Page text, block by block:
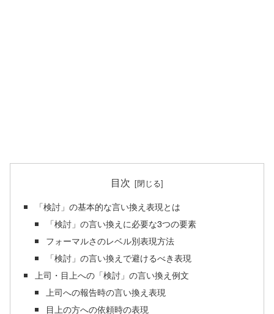
目次
「検討」の基本的な言い換え表現とは
「検討」の言い換えに必要な3つの要素
フォーマルさのレベル別表現方法
「検討」の言い換えで避けるべき表現
上司・目上への「検討」の言い換え例文
上司への報告時の言い換え表現
目上の方への依頼時の表現